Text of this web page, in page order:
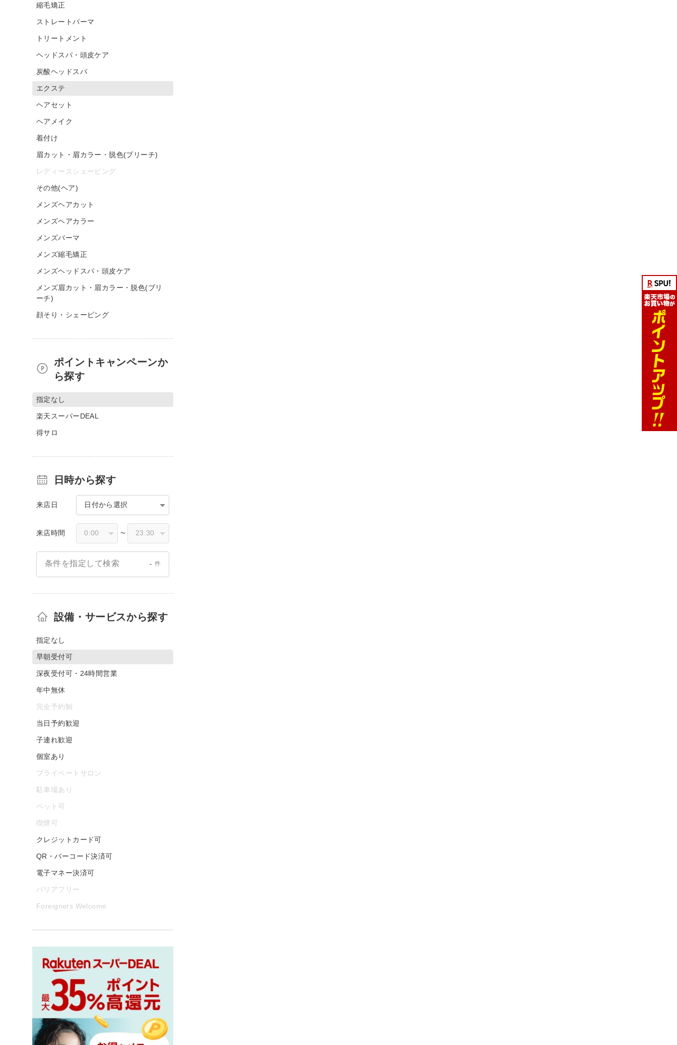
縮毛矯正
ストレートパーマ
トリートメント
ヘッドスパ・頭皮ケア
炭酸ヘッドスパ
エクステ
ヘアセット
ヘアメイク
着付け
眉カット・眉カラー・脱色(ブリーチ)
レディースシェービング
その他(ヘア)
メンズヘアカット
メンズヘアカラー
メンズパーマ
メンズ縮毛矯正
メンズヘッドスパ・頭皮ケア
メンズ眉カット・眉カラー・脱色(ブリ
ーチ)
顔そり・シェービング
ポイントキャンペーンか
ら探す
指定なし
楽天スーパーDEAL
得サロ
日時から探す
来店日 日付から選択
来店時間 〜
条件を指定して検索 - 件
設備・サービスから探す
指定なし
早朝受付可
深夜受付可・24時間営業
年中無休
完全予約制
当日予約歓迎
子連れ歓迎
個室あり
プライベートサロン
駐車場あり
ペット可
喫煙可
クレジットカード可
QR・バーコード決済可
電子マネー決済可
バリアフリー
Foreigners Welcome